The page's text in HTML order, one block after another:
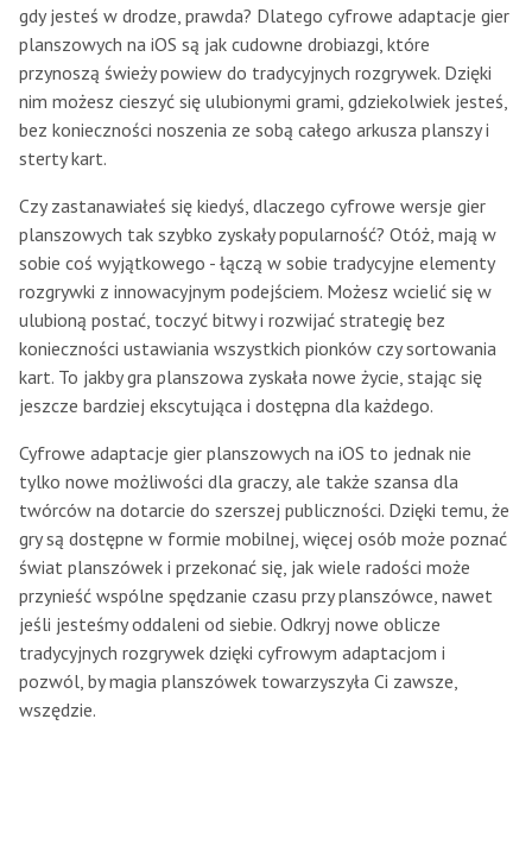
gdy jesteś w drodze, prawda? Dlatego cyfrowe adaptacje gier
planszowych na iOS są jak cudowne drobiazgi, które
przynoszą świeży powiew do tradycyjnych rozgrywek. Dzięki
nim możesz cieszyć się ulubionymi grami, gdziekolwiek jesteś,
bez konieczności noszenia ze sobą całego arkusza planszy i
sterty kart.
Czy zastanawiałeś się kiedyś, dlaczego cyfrowe wersje gier
planszowych tak szybko zyskały popularność? Otóż, mają w
sobie coś wyjątkowego - łączą w sobie tradycyjne elementy
rozgrywki z innowacyjnym podejściem. Możesz wcielić się w
ulubioną postać, toczyć bitwy i rozwijać strategię bez
konieczności ustawiania wszystkich pionków czy sortowania
kart. To jakby gra planszowa zyskała nowe życie, stając się
jeszcze bardziej ekscytująca i dostępna dla każdego.
Cyfrowe adaptacje gier planszowych na iOS to jednak nie
tylko nowe możliwości dla graczy, ale także szansa dla
twórców na dotarcie do szerszej publiczności. Dzięki temu, że
gry są dostępne w formie mobilnej, więcej osób może poznać
świat planszówek i przekonać się, jak wiele radości może
przynieść wspólne spędzanie czasu przy planszówce, nawet
jeśli jesteśmy oddaleni od siebie. Odkryj nowe oblicze
tradycyjnych rozgrywek dzięki cyfrowym adaptacjom i
pozwól, by magia planszówek towarzyszyła Ci zawsze,
wszędzie.